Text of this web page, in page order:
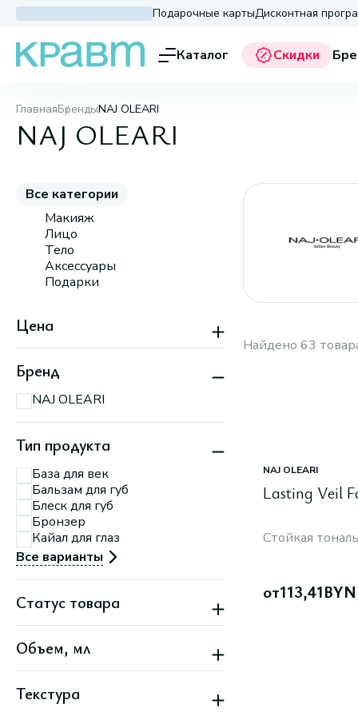
Подарочные картыДисконтная
Каталог Скидки
ГлавнаяБрендыNAJ OLEARI
NAJ OLEARI
Все категории
Макияж
Лицо
Тело
Аксессуары
Подарки
Цена
Бренд
NAJ OLEARI
Тип продукта
База для век
Бальзам для губ
Блеск для губ
Бронзер
Кайал для глаз
Все варианты
Статус товара
Скидка
Объем, мл
Текстура
Найдено 63
NAJ OLEARI
Lasting Veil
Стойкая
от113,41BYN